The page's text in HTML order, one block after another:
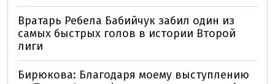
Вратарь Ребела Бабийчук забил один из
самых быстрых голов в истории Второй
лиги
Бирюкова: Благодаря моему выступлению